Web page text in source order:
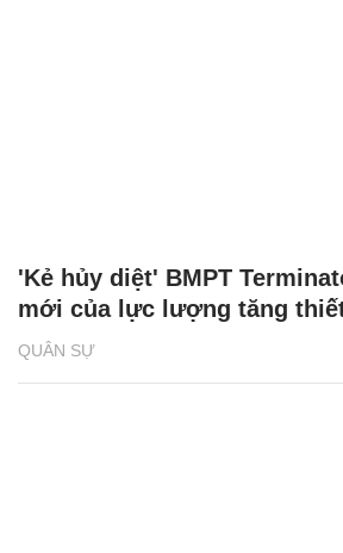
QUÂN SỰ
'Kẻ hủy diệt' BMPT
mới của lực lượng tăng